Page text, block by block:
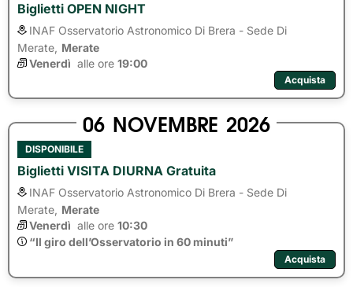
Biglietti OPEN NIGHT
INAF Osservatorio Astronomico Di Brera - Sede Di
Merate, Merate
Venerdì alle ore 19:00
Acquista
06 NOVEMBRE 2026
DISPONIBILE
Biglietti VISITA DIURNA Gratuita
INAF Osservatorio Astronomico Di Brera - Sede Di
Merate, Merate
Venerdì alle ore 10:30
“Il giro dell’Osservatorio in 60 minuti”
Acquista